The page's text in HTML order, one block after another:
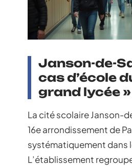
Janson-de-
cas d’école
grand lycée
La cité scolaire Janson-
16e arrondissement de
systématiquement dans
L’établissement